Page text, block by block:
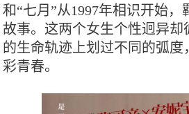
和“七月”从1997年相识开始
故事。这两个女生个性迥异却
的生命轨迹上划过不同的弧度
彩青春。